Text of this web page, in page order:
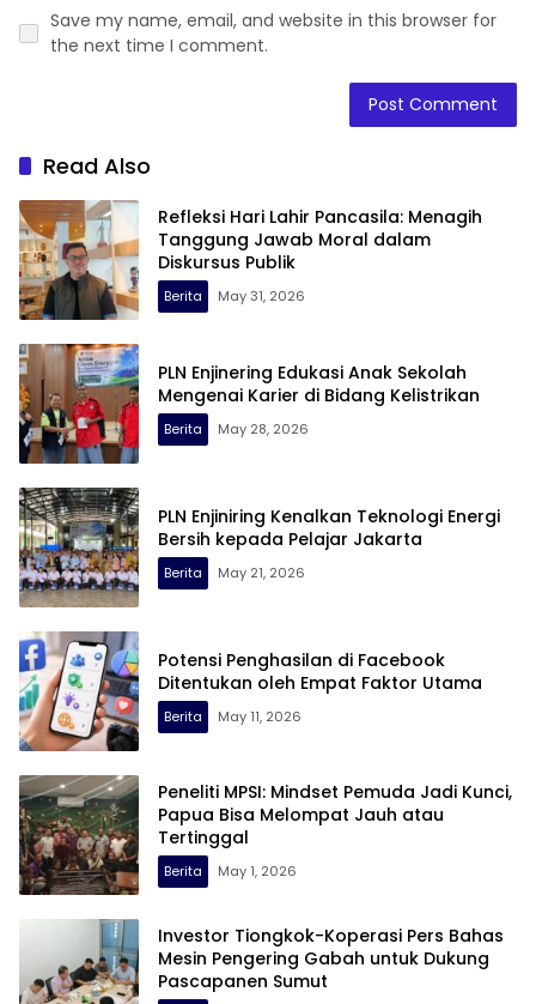
Save my name, email, and website in this browser for
the next time I comment.
Read Also
Refleksi Hari Lahir Pancasila: Menagih
Tanggung Jawab Moral dalam
Diskursus Publik
Berita May 31, 2026
PLN Enjinering Edukasi Anak Sekolah
Mengenai Karier di Bidang Kelistrikan
Berita May 28, 2026
PLN Enjiniring Kenalkan Teknologi Energi
Bersih kepada Pelajar Jakarta
Berita May 21, 2026
Potensi Penghasilan di Facebook
Ditentukan oleh Empat Faktor Utama
Berita May 11, 2026
Peneliti MPSI: Mindset Pemuda Jadi Kunci,
Papua Bisa Melompat Jauh atau
Tertinggal
Berita May 1, 2026
Investor Tiongkok-Koperasi Pers Bahas
Mesin Pengering Gabah untuk Dukung
Pascapanen Sumut